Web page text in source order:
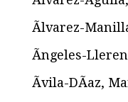
Ãlvarez-
Ãngeles-
Ãvila-DÃ­az,